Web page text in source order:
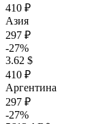
410 ₽
Азия
297 ₽
-27%
3.62 $
410 ₽
Аргентина
297 ₽
-27%